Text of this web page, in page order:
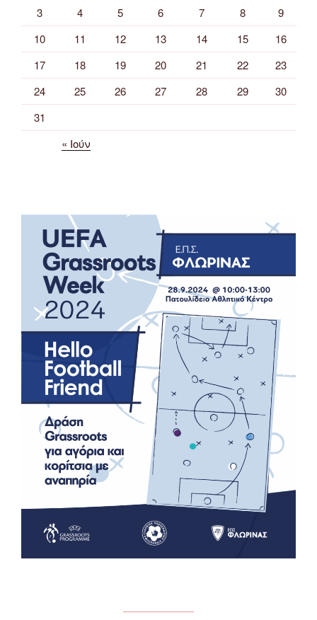
3
4 5 6 7 8
9
10
11 12 13 14 15
16
17
18 19 20 21 22
23
24
25 26 27 28 29
30
31
« Ιούν